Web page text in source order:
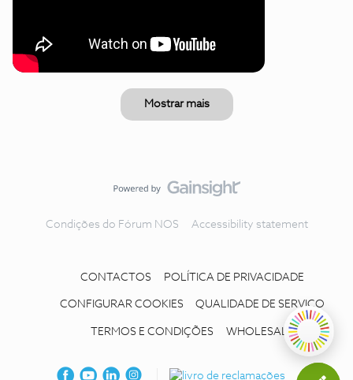
Mostrar mais
Condições do Fórum NOS Accessibility statement
CONTACTOS POLÍTICA DE PRIVACIDADE
CONFIGURAR COOKIES QUALIDADE DE SERVIÇO
TERMOS E CONDIÇÕES WHOLESALE